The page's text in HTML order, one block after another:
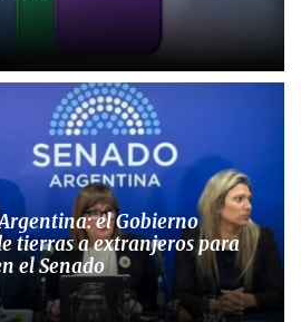
el Gobierno
tierras a extranjeros para
el Senado